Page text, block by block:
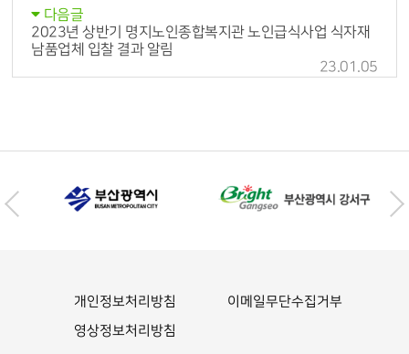
다음글
2023년 상반기 명지노인종합복지관 노인급식사업 식자재
남품업체 입찰 결과 알림
23.01.05
개인정보처리방침
이메일무단수집거부
영상정보처리방침